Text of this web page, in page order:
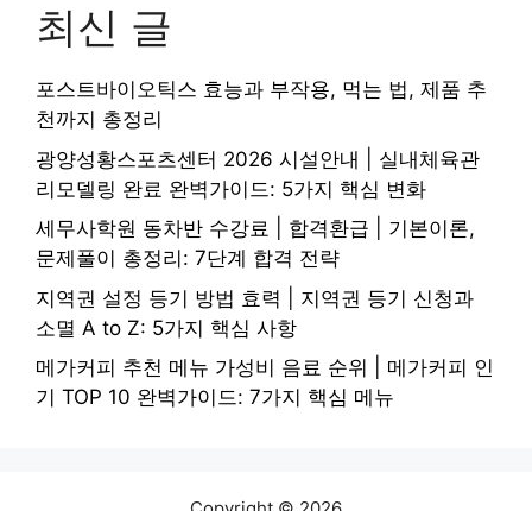
최신 글
포스트바이오틱스 효능과 부작용, 먹는 법, 제품 추
천까지 총정리
광양성황스포츠센터 2026 시설안내 | 실내체육관
리모델링 완료 완벽가이드: 5가지 핵심 변화
세무사학원 동차반 수강료 | 합격환급 | 기본이론,
문제풀이 총정리: 7단계 합격 전략
지역권 설정 등기 방법 효력 | 지역권 등기 신청과
소멸 A to Z: 5가지 핵심 사항
메가커피 추천 메뉴 가성비 음료 순위 | 메가커피 인
기 TOP 10 완벽가이드: 7가지 핵심 메뉴